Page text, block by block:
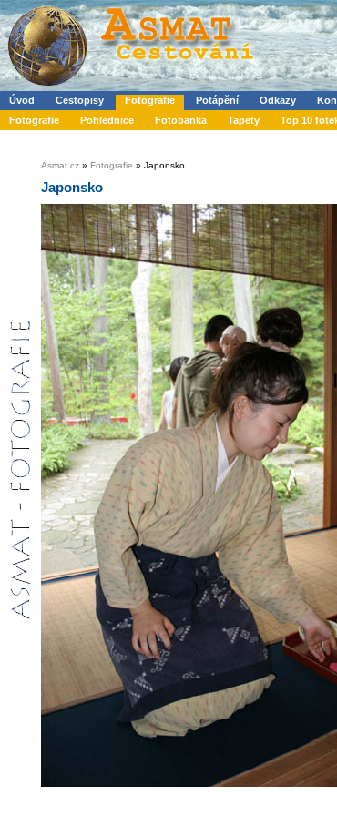
Úvod Cestopisy Fotografie Potápění Odkazy
Fotografie
Pohlednice Fotobanka Tapety Top 10
Asmat.cz » Fotografie » Japonsko
Japonsko